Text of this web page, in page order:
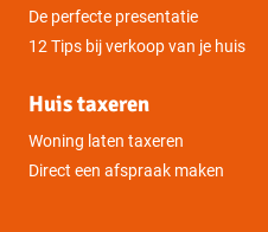
De perfecte presentatie
12 Tips bij verkoop van je huis
Huis taxeren
Woning laten taxeren
Direct een afspraak maken